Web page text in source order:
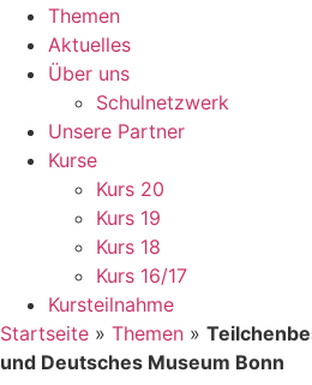
Themen
Aktuelles
Über uns
Schulnetzwerk
Unsere Partner
Kurse
Kurs 20
Kurs 19
Kurs 18
Kurs 16/17
Kursteilnahme
Startseite » Themen »
und Deutsches Museum Bonn